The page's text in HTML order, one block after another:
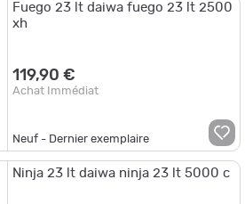
Fuego 23 lt daiwa fuego 23 lt 2500
xh
119,90 €
Achat Immédiat
Neuf - Dernier exemplaire
Ninja 23 lt daiwa ninja 23 lt 5000 c